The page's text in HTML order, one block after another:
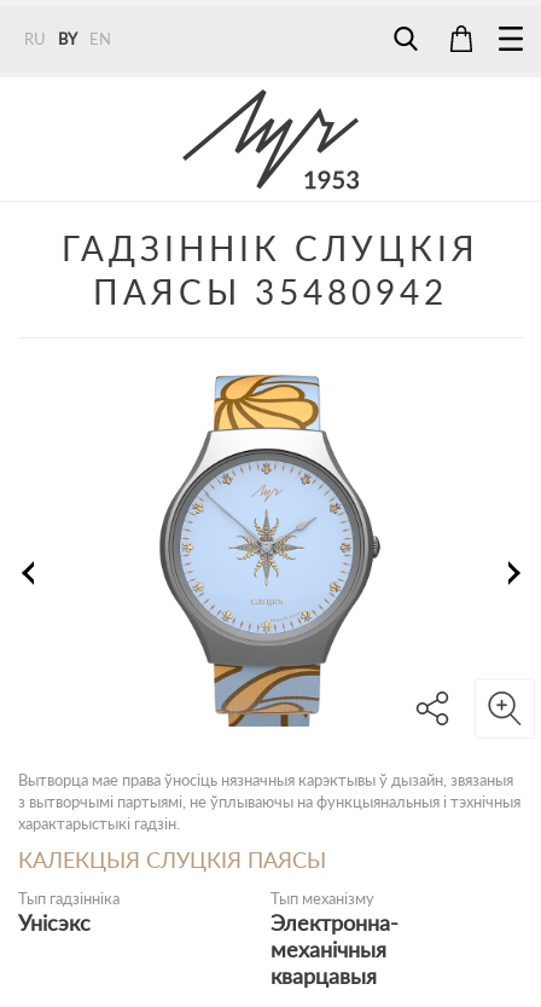
RU BY EN
+375 (29) 272 51 56
ГАДЗІННІК СЛУЦКІЯ
ПАЯСЫ 35480942
Вытворца мае права ўносіць нязначныя карэктывы ў дызайн, звязаныя
з вытворчымі партыямі, не ўплываючы на функцыянальныя і тэхнічныя
характарыстыкі гадзін.
КАЛЕКЦЫЯ СЛУЦКІЯ ПАЯСЫ
Тып гадзінніка
Унісэкс
Тып механізму
Электронна-
механічныя
кварцавыя